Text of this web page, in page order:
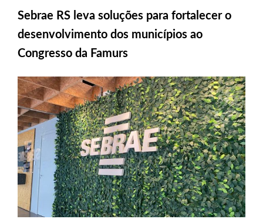
Sebrae RS leva soluções para fortalecer o
desenvolvimento dos municípios ao
Congresso da Famurs